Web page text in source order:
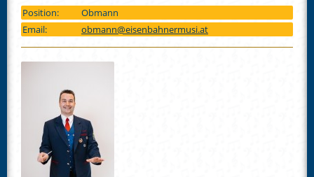
Position:
Obmann
Email:
obmann@eisenbahnermusi.at